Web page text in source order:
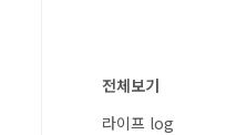
전체보기
라이프 log